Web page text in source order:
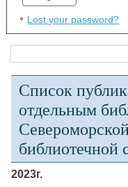
Lost your password?
Список
отдельным
библиотечной
2023г.